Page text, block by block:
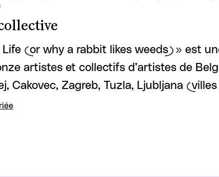
Life (or why a rabbit likes weeds) » est
artistes et collectifs d’artistes de
Cakovec, Zagreb, Tuzla, Ljubljana